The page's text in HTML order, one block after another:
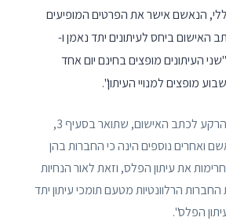
הנאשם אישר את הפרטים המופיעים
1-2 לכתב האישום ביחס לעיתונים יתד נאמן ו-
העיתונים מופצים בחינם יום אחד
מופצים למנויי העיתון".
הנאשם אישר גם את הרקע לכתב האישום, שתואר בסעיף 3,
ואחרים נוספים הינה כי החברות בהן
את עיתון הפלס, וזאת לאור הנחיות
הרלוונטיות מטעם תומכי עיתון יתד
הפלס".